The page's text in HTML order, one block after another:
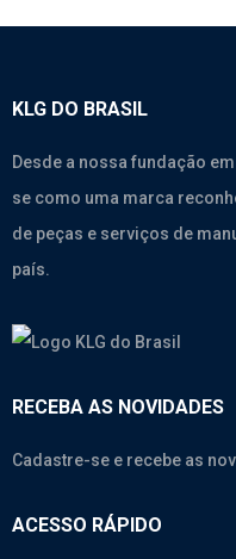
KLG DO BRASIL
Desde a nossa fundação
se como uma marca
de peças e serviços de
país.
RECEBA AS NOVIDADES
Cadastre-se e recebe as
ACESSO RÁPIDO